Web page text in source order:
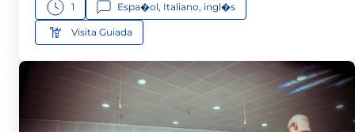
1 Espa�ol, Italiano, ingl�s
Visita Guiada